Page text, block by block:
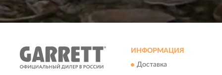
ИНФОРМАЦИЯ
Доставка